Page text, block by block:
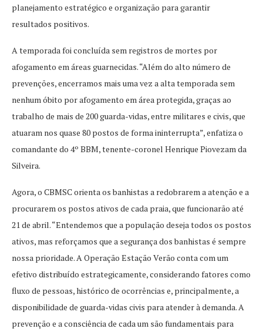
planejamento estratégico e organização para garantir
resultados positivos.
A temporada foi concluída sem registros de mortes por
afogamento em áreas guarnecidas. “Além do alto número de
prevenções, encerramos mais uma vez a alta temporada sem
nenhum óbito por afogamento em área protegida, graças ao
trabalho de mais de 200 guarda-vidas, entre militares e civis, que
atuaram nos quase 80 postos de forma ininterrupta”, enfatiza o
comandante do 4º BBM, tenente-coronel Henrique Piovezam da
Silveira.
Agora, o CBMSC orienta os banhistas a redobrarem a atenção e a
procurarem os postos ativos de cada praia, que funcionarão até
21 de abril. “Entendemos que a população deseja todos os postos
ativos, mas reforçamos que a segurança dos banhistas é sempre
nossa prioridade. A Operação Estação Verão conta com um
efetivo distribuído estrategicamente, considerando fatores como
fluxo de pessoas, histórico de ocorrências e, principalmente, a
disponibilidade de guarda-vidas civis para atender à demanda. A
prevenção e a consciência de cada um são fundamentais para